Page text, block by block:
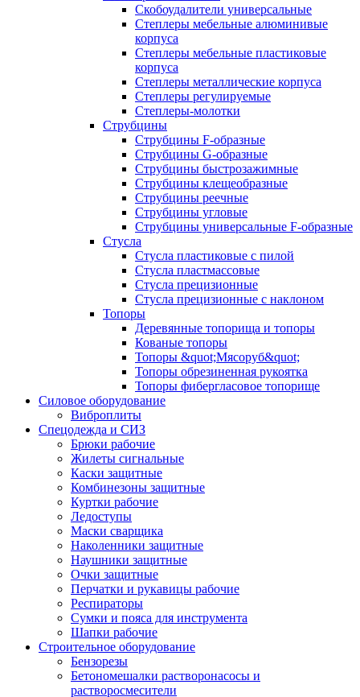
Скобоудалители универсальные
Степлеры мебельные алюминивые
корпуса
Степлеры мебельные пластиковые
корпуса
Степлеры металлические корпуса
Степлеры регулируемые
Степлеры-молотки
Струбцины
Струбцины F-образные
Струбцины G-образные
Струбцины быстрозажимные
Струбцины клещеобразные
Струбцины реечные
Струбцины угловые
Струбцины универсальные F-образные
Стусла
Стусла пластиковые с пилой
Стусла пластмассовые
Стусла прецизионные
Стусла прецизионные с наклоном
Топоры
Деревянные топорища и топоры
Кованые топоры
Топоры &quot;Мясоруб&quot;
Топоры обрезиненная рукоятка
Топоры фибергласовое топорище
Силовое оборудование
Виброплиты
Спецодежда и СИЗ
Брюки рабочие
Жилеты сигнальные
Каски защитные
Комбинезоны защитные
Куртки рабочие
Ледоступы
Маски сварщика
Наколенники защитные
Наушники защитные
Очки защитные
Перчатки и рукавицы рабочие
Респираторы
Сумки и пояса для инструмента
Шапки рабочие
Строительное оборудование
Бензорезы
Бетономешалки растворонасосы и
растворосмесители